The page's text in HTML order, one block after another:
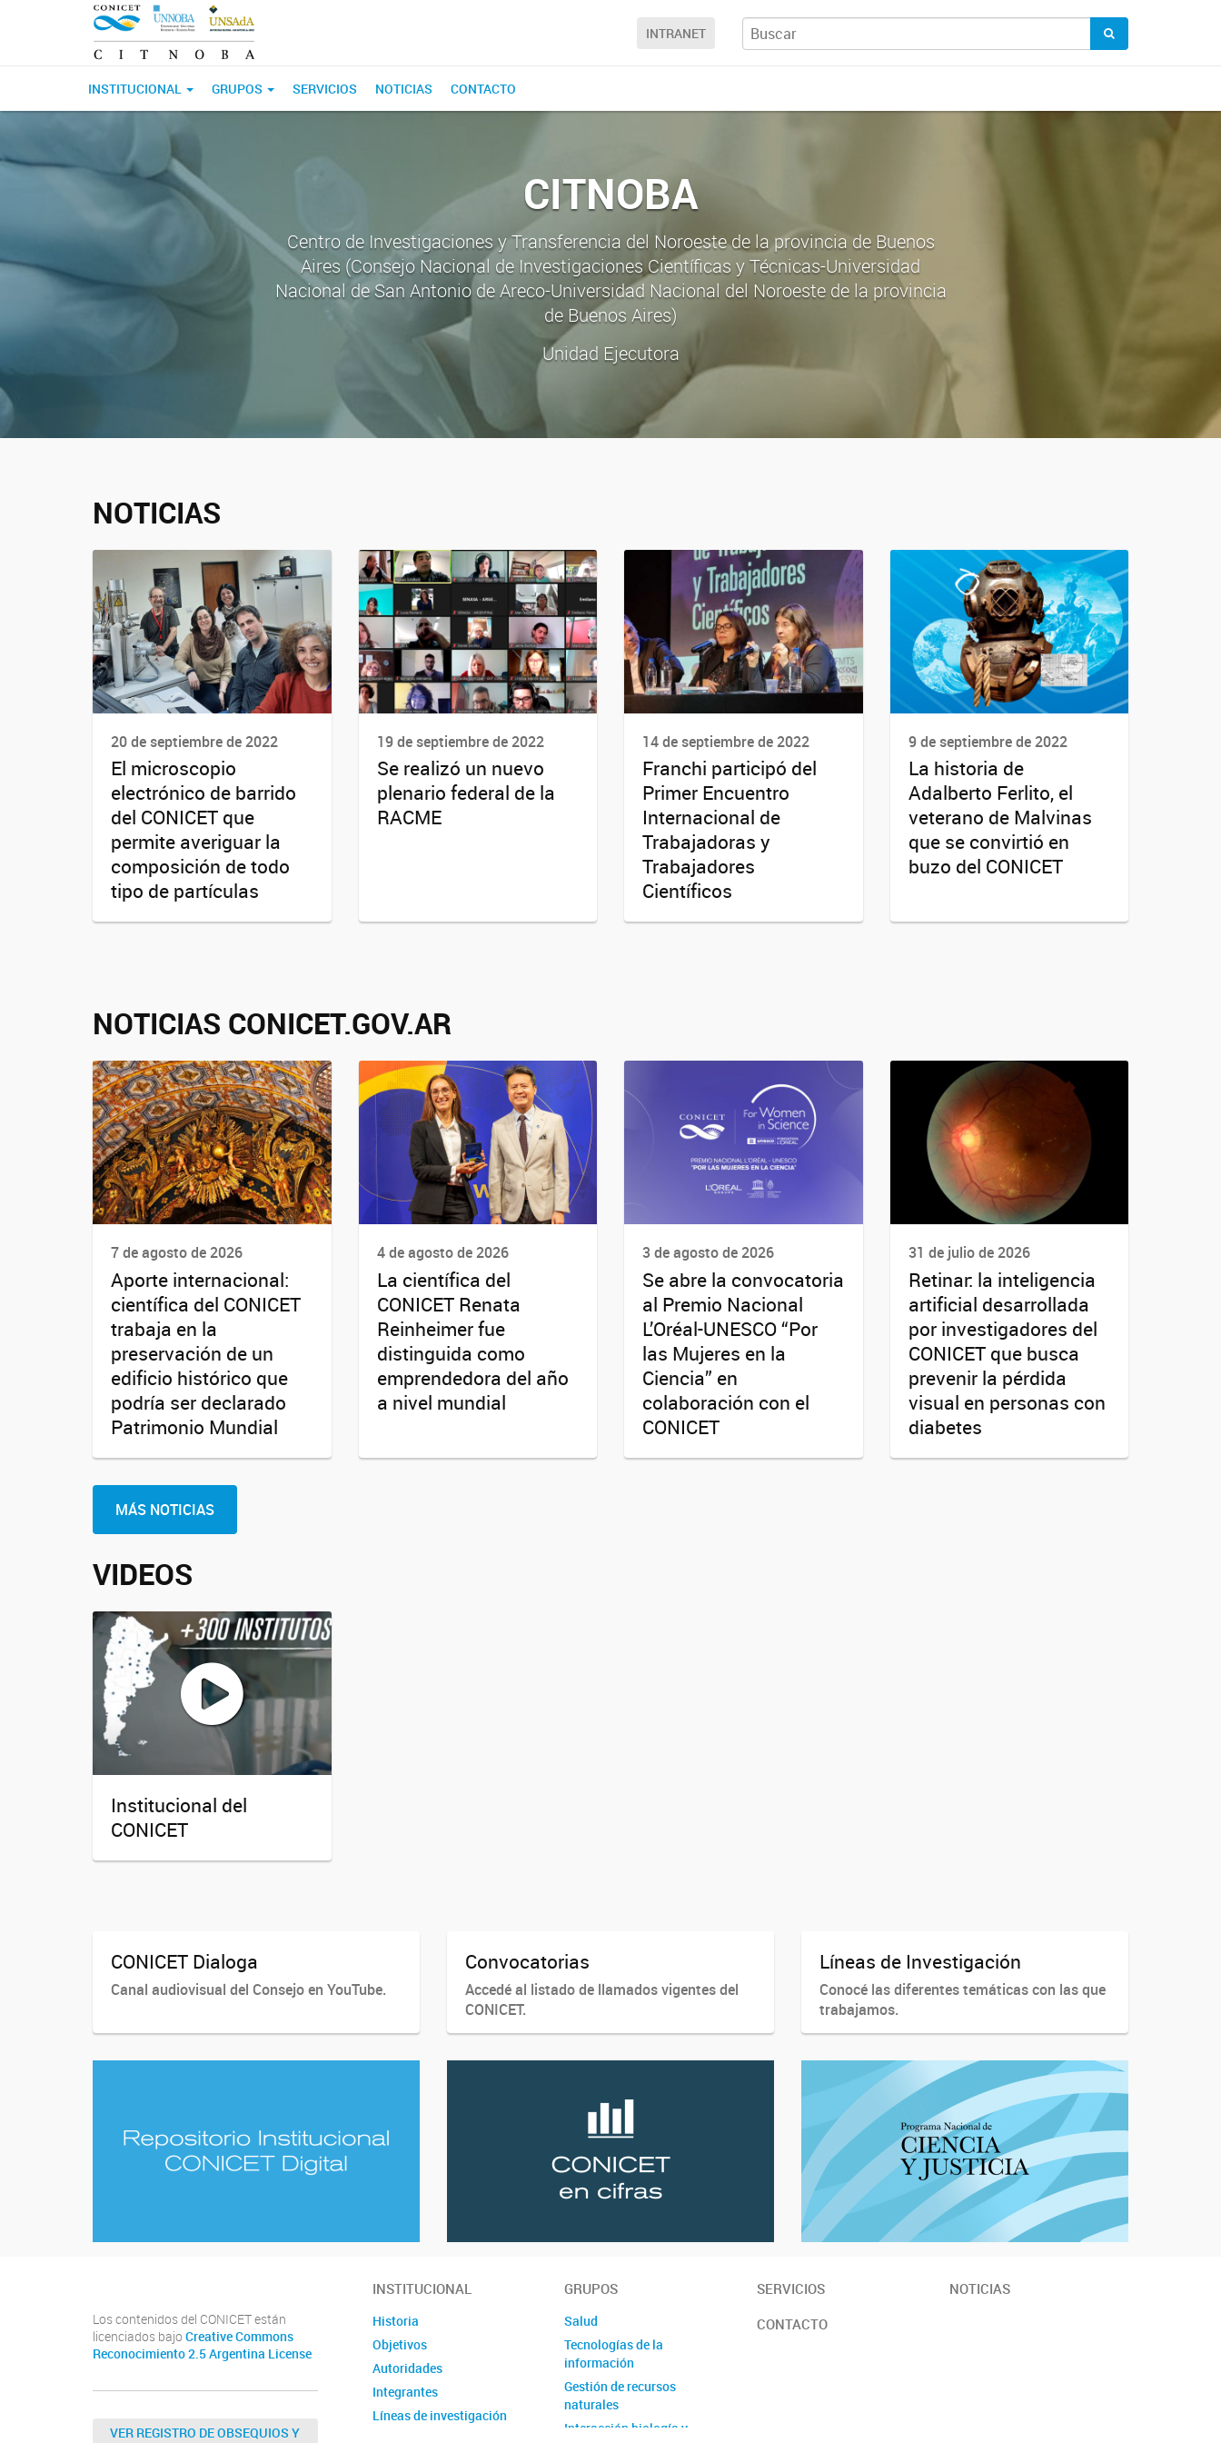
INTRANET
INSTITUCIONAL GRUPOS SERVICIOS NOTICIAS CONTACTO
CITNOBA
Centro de Investigaciones y Transferencia del Noroeste de la provincia de Buenos
Aires (Consejo Nacional de Investigaciones Científicas y Técnicas-Universidad
Nacional de San Antonio de Areco-Universidad Nacional del Noroeste de la provincia
de Buenos Aires)
Unidad Ejecutora
NOTICIAS
20 de septiembre de 2022
El microscopio
electrónico de barrido
del CONICET que
permite averiguar la
composición de todo
tipo de partículas
19 de septiembre de 2022
Se realizó un nuevo
plenario federal de la
RACME
14 de septiembre de 2022
Franchi participó del
Primer Encuentro
Internacional de
Trabajadoras y
Trabajadores
Científicos
9 de septiembre de 2022
La historia de
Adalberto Ferlito, el
veterano de Malvinas
que se convirtió en
buzo del CONICET
NOTICIAS CONICET.GOV.AR
7 de agosto de 2026
Aporte internacional:
científica del CONICET
trabaja en la
preservación de un
edificio histórico que
podría ser declarado
Patrimonio Mundial
4 de agosto de 2026
La científica del
CONICET Renata
Reinheimer fue
distinguida como
emprendedora del año
a nivel mundial
3 de agosto de 2026
Se abre la convocatoria
al Premio Nacional
L’Oréal-UNESCO “Por
las Mujeres en la
Ciencia” en
colaboración con el
CONICET
31 de julio de 2026
Retinar: la inteligencia
artificial desarrollada
por investigadores del
CONICET que busca
prevenir la pérdida
visual en personas con
diabetes
MÁS NOTICIAS
VIDEOS
Institucional del
CONICET
CONICET Dialoga
Canal audiovisual del Consejo en YouTube.
Convocatorias
Accedé al listado de llamados vigentes del
CONICET.
Líneas de Investigación
Conocé las diferentes temáticas con las que
trabajamos.
Los contenidos del CONICET están
licenciados bajo Creative Commons
Reconocimiento 2.5 Argentina License
VER REGISTRO DE OBSEQUIOS Y
INSTITUCIONAL
Historia
Objetivos
Autoridades
Integrantes
Líneas de investigación
GRUPOS
Salud
Tecnologías de la
información
Gestión de recursos
naturales
Interacción biología y
SERVICIOS
NOTICIAS
CONTACTO